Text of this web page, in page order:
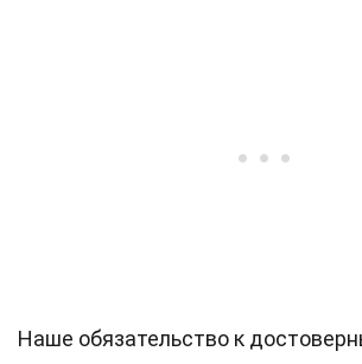
Наше обязательство к